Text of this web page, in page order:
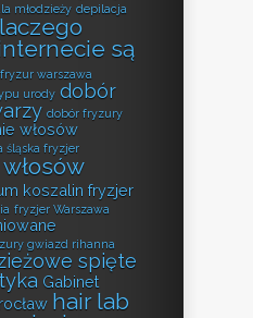
młodzieży depilacja
są
warszawa
urody dobór
dobór fryzury
włosów
śląska fryzjer
koszalin fryzjer
fryzjer Warszawa
gwiazd rihanna
spięte
Gabinet
hair lab